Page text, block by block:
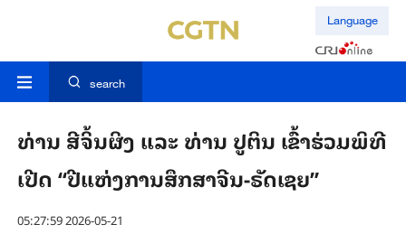
Language
search
ທ່ານ ສີຈິ້ນຜິງ ແລະ ທ່ານ ປູຕິນ ເຂົ້າຮ່ວມພິທີ
ເປີດ “ປີແຫ່ງການ​ສຶກ​ສາ​ຈີນ-ຣັດ​ເຊຍ”
05:27:59 2026-05-21